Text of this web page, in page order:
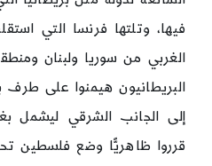
فيها، وتلتها فرنسا التي
الغربي من سوريا ولبنان
البريطانيون هيمنوا على طرف
إلى الجانب الشرقي ليشمل
قرروا ظاهريًّا وضع فلسطين